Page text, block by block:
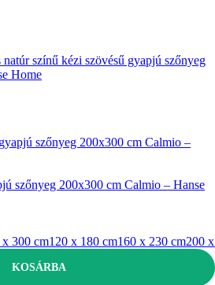
színű kézi szövésű gyapjú szőnyeg
Home
szőnyeg 200x300 cm Calmio –
szőnyeg 200x300 cm Calmio – Hanse
x 300 cm120 x 180 cm160 x 230 cm200
KOSÁRBA